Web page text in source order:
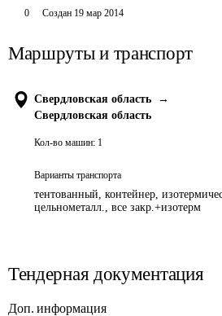
0 Создан 19 мар 2014
Маршруты и транспорт
Свердловская область
→
Свердловская область
Кол-во машин: 1
Варианты транспорта
тентованный, контейнер,
цельнометалл., все закр.+изотерм
Тендерная документация
Доп. информация